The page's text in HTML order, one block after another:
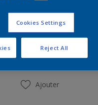
Ajouter à la liste d’achats
Trouver un magasin
Ajouter
Cookies Settings
Reject All